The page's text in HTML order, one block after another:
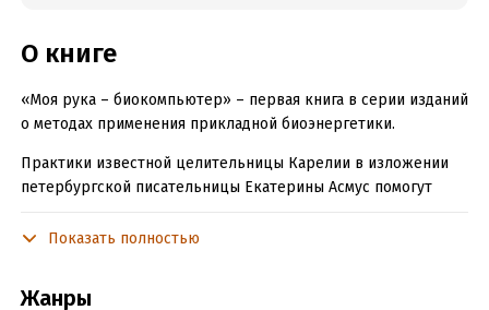
О книге
«Моя рука – биокомпьютер» – первая книга в серии изданий
о методах применения прикладной биоэнергетики.
Практики известной целительницы Карелии в изложении
петербургской писательницы Екатерины Асмус помогут
поверхностное представление о биоэнергетике.
Показать полностью
Жанры